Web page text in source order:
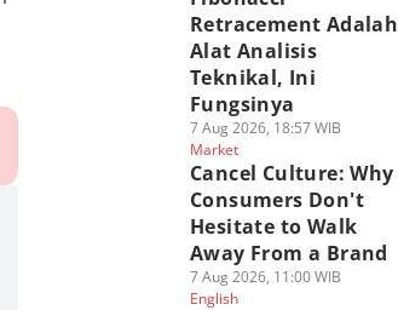
Retracement Adalah
Alat Analisis
Teknikal, Ini
Fungsinya
7 Aug 2026, 18:57 WIB
Market
Cancel Culture: Why
Consumers Don't
Hesitate to Walk
Away From a Brand
7 Aug 2026, 11:00 WIB
English